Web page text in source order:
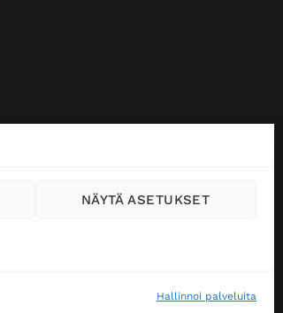
Hallinnoi palveluita
NÄYTÄ ASETUKSET